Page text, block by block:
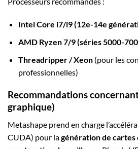
Intel Core i7/i9 (12e-14e
AMD Ryzen 7/9 (séries 5000-
Threadripper / Xeon(pour les
professionnelles)
Recommandations
graphique)
Metashape prend en charge
CUDA) pour lagénération de